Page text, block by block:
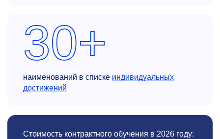
30+
наименований в списке индивидуальных
достижений
Стоимость контрактного обучения в 2026 году: